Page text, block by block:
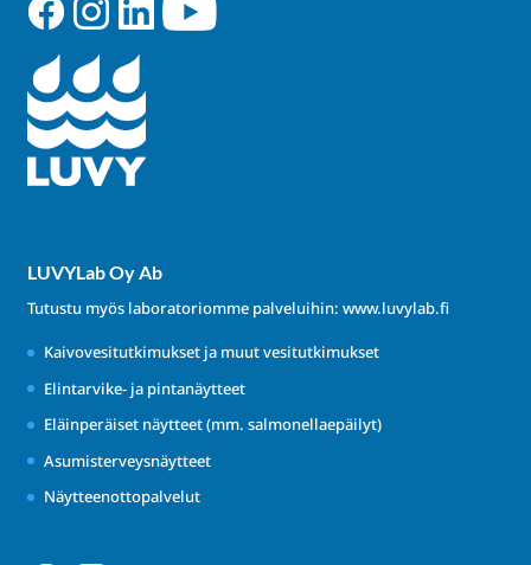
LUVYLab Oy Ab
Tutustu myös laboratoriomme palveluihin: www.luvylab.fi
Kaivovesitutkimukset ja muut vesitutkimukset
Elintarvike- ja pintanäytteet
Eläinperäiset näytteet (mm. salmonellaepäilyt)
Asumisterveysnäytteet
Näytteenottopalvelut